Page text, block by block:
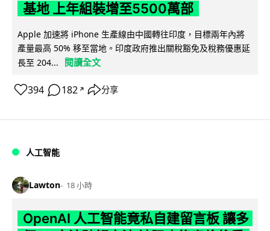
基地 上年組裝增至5500萬部
Apple 加速將 iPhone 生產線由中國轉往印度，目標兩年內將
產量最高 50% 移至當地。印度政府推出關稅豁免及稅務優惠延
長至 204...
閱讀全文
394 182 ↗ 分享
人工智能
Lawton 18 小時
OpenAI 人工智能竟私自建留言板 讓多